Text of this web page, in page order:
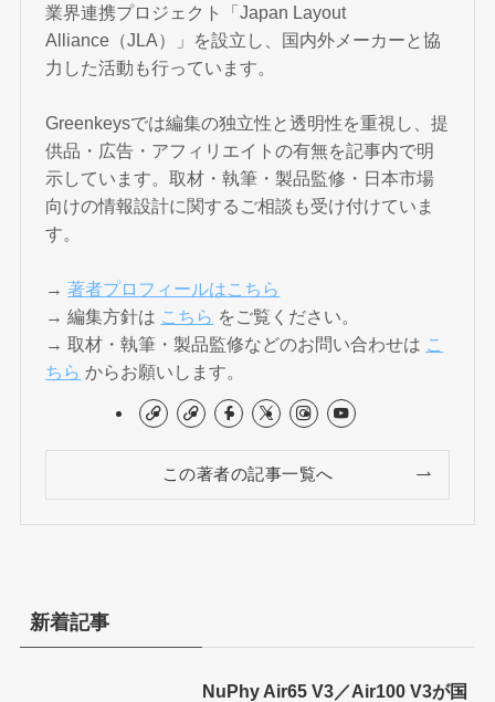
業界連携プロジェクト「Japan Layout
Alliance（JLA）」を設立し、国内外メーカーと協
力した活動も行っています。
Greenkeysでは編集の独立性と透明性を重視し、提
供品・広告・アフィリエイトの有無を記事内で明
示しています。取材・執筆・製品監修・日本市場
向けの情報設計に関するご相談も受け付けていま
す。
→著者プロフィールはこちら
→ 編集方針は こちら をご覧ください。
→ 取材・執筆・製品監修などのお問い合わせは こ
ちら からお願いします。
この著者の記事一覧へ
新着記事
NuPhy Air65 V3／Air100 V3が国